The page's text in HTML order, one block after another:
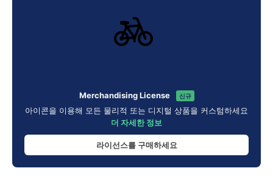
Merchandising License 신규
아이콘을 이용해 모든 물리적 또는 디지털 상품을 커스텀하세요
더 자세한 정보
라이선스를 구매하세요